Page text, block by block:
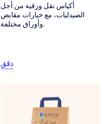
أكياس نقل ورقية من أجل
الصيدليات، مع خيارات مقابض
وأوراق مختلفة.
دقق